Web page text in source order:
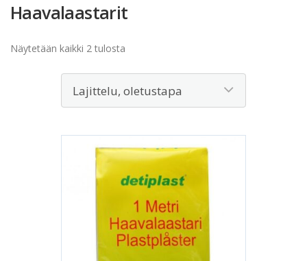
Haavalaastarit
Näytetään kaikki 2 tulosta